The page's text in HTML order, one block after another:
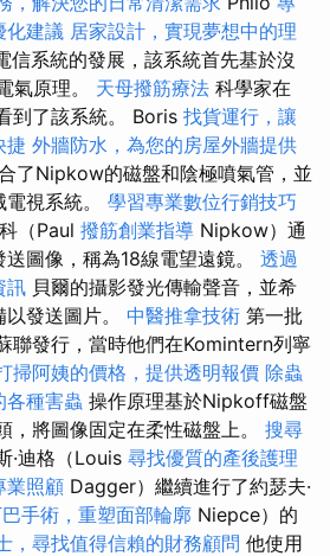
化建議 居家設計，實現夢想中的理
信系統的發展，該系統首先基於沒
氣原理。 天母撥筋療法 科學家在
到了該系統。 Boris 找貨運行，讓
捷 外牆防水，為您的房屋外牆提供
了Nipkow的磁盤和陰極噴氣管，並
視系統。 學習專業數位行銷技巧
（Paul 撥筋創業指導 Nipkow）通
圖像，稱為18線電望遠鏡。 透過
訊 貝爾的攝影發光傳輸聲音，並希
發送圖片。 中醫推拿技術 第一批
聯發行，當時他們在Komintern列寧
掃阿姨的價格，提供透明報價 除蟲
各種害蟲 操作原理基於Nipkoff磁盤
，將圖像固定在柔性磁盤上。 搜尋
·迪格（Louis 尋找優質的產後護理
業照顧 Dagger）繼續進行了約瑟夫·
手術，重塑面部輪廓 Niepce）的
，尋找值得信賴的財務顧問 他使用